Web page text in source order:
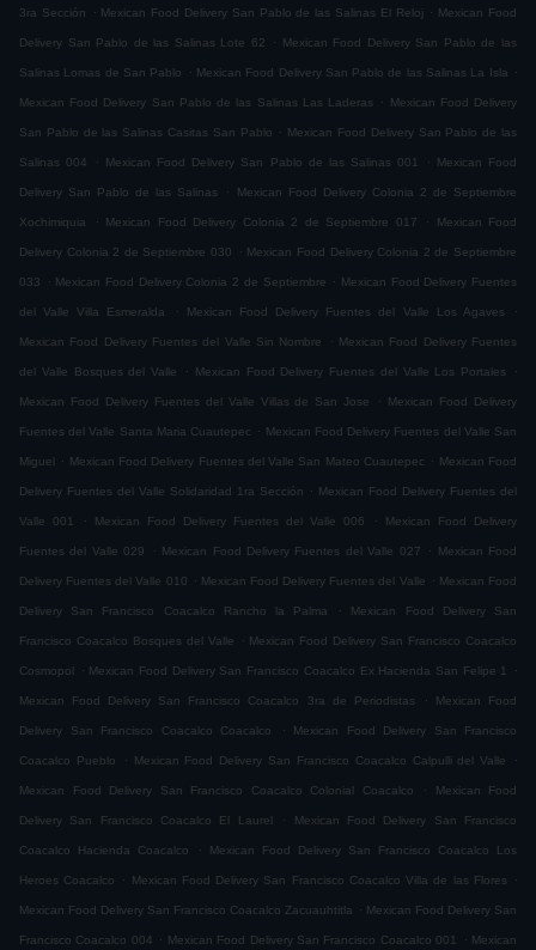
3ra Sección . Mexican Food Delivery San Pablo de las Salinas El Reloj . Mexican Food
Delivery San Pablo de las Salinas Lote 62 . Mexican Food Delivery San Pablo de las
Salinas Lomas de San Pablo . Mexican Food Delivery San Pablo de las Salinas La Isla .
Mexican Food Delivery San Pablo de las Salinas Las Laderas . Mexican Food Delivery
San Pablo de las Salinas Casitas San Pablo . Mexican Food Delivery San Pablo de las
Salinas 004 . Mexican Food Delivery San Pablo de las Salinas 001 . Mexican Food
Delivery San Pablo de las Salinas . Mexican Food Delivery Colonia 2 de Septiembre
Xochimiquia . Mexican Food Delivery Colonia 2 de Septiembre 017 . Mexican Food
Delivery Colonia 2 de Septiembre 030 . Mexican Food Delivery Colonia 2 de Septiembre
033 . Mexican Food Delivery Colonia 2 de Septiembre . Mexican Food Delivery Fuentes
del Valle Villa Esmeralda . Mexican Food Delivery Fuentes del Valle Los Agaves .
Mexican Food Delivery Fuentes del Valle Sin Nombre . Mexican Food Delivery Fuentes
del Valle Bosques del Valle . Mexican Food Delivery Fuentes del Valle Los Portales .
Mexican Food Delivery Fuentes del Valle Villas de San Jose . Mexican Food Delivery
Fuentes del Valle Santa Maria Cuautepec . Mexican Food Delivery Fuentes del Valle San
Miguel . Mexican Food Delivery Fuentes del Valle San Mateo Cuautepec . Mexican Food
Delivery Fuentes del Valle Solidaridad 1ra Sección . Mexican Food Delivery Fuentes del
Valle 001 . Mexican Food Delivery Fuentes del Valle 006 . Mexican Food Delivery
Fuentes del Valle 029 . Mexican Food Delivery Fuentes del Valle 027 . Mexican Food
Delivery Fuentes del Valle 010 . Mexican Food Delivery Fuentes del Valle . Mexican Food
Delivery San Francisco Coacalco Rancho la Palma . Mexican Food Delivery San
Francisco Coacalco Bosques del Valle . Mexican Food Delivery San Francisco Coacalco
Cosmopol . Mexican Food Delivery San Francisco Coacalco Ex Hacienda San Felipe 1 .
Mexican Food Delivery San Francisco Coacalco 3ra de Periodistas . Mexican Food
Delivery San Francisco Coacalco Coacalco . Mexican Food Delivery San Francisco
Coacalco Pueblo . Mexican Food Delivery San Francisco Coacalco Calpulli del Valle .
Mexican Food Delivery San Francisco Coacalco Colonial Coacalco . Mexican Food
Delivery San Francisco Coacalco El Laurel . Mexican Food Delivery San Francisco
Coacalco Hacienda Coacalco . Mexican Food Delivery San Francisco Coacalco Los
Heroes Coacalco . Mexican Food Delivery San Francisco Coacalco Villa de las Flores .
Mexican Food Delivery San Francisco Coacalco Zacuauhtitla . Mexican Food Delivery San
Francisco Coacalco 004 . Mexican Food Delivery San Francisco Coacalco 001 . Mexican